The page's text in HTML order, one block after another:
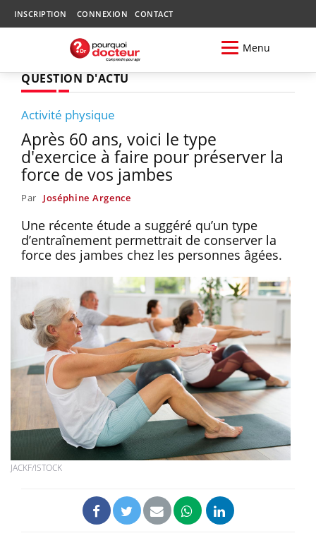
INSCRIPTION CONNEXION CONTACT
Menu
QUESTION D'ACTU
Activité physique
Après 60 ans, voici le type
d'exercice à faire pour préserver la
force de vos jambes
Par Joséphine Argence
Une récente étude a suggéré qu’un type
d’entraînement permettrait de conserver la
force des jambes chez les personnes âgées.
JACKF/ISTOCK